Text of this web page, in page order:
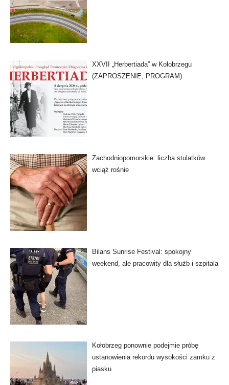
XXVII „Herbertiada” w Kołobrzegu
(ZAPROSZENIE, PROGRAM)
Zachodniopomorskie: liczba stulatków
wciąż rośnie
Bilans Sunrise Festival: spokojny
weekend, ale pracowity dla służb i szpitala
Kołobrzeg ponownie podejmie próbę
ustanowienia rekordu wysokości zamku z
piasku